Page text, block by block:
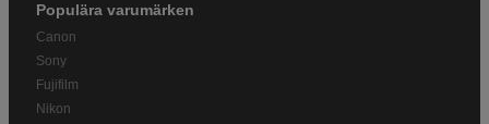
Populära varumärken
Canon
Sony
Fujifilm
Nikon